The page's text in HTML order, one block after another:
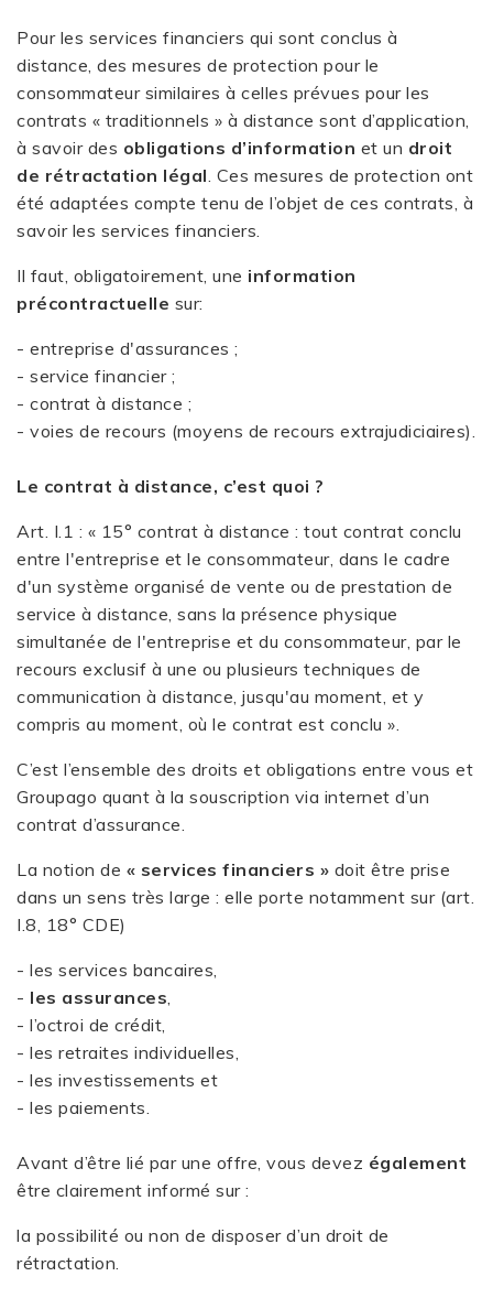
Pour les services financiers qui sont conclus à
distance, des mesures de protection pour le
consommateur similaires à celles prévues pour les
contrats « traditionnels » à distance sont d’application,
à savoir des obligations d’information et un droit
de rétractation légal. Ces mesures de protection ont
été adaptées compte tenu de l’objet de ces contrats, à
savoir les services financiers.
Il faut, obligatoirement, une information
précontractuelle sur:
- entreprise d'assurances ;
- service financier ;
- contrat à distance ;
- voies de recours (moyens de recours extrajudiciaires).
Le contrat à distance, c’est quoi ?
Art. I.1 : « 15° contrat à distance : tout contrat conclu
entre l'entreprise et le consommateur, dans le cadre
d'un système organisé de vente ou de prestation de
service à distance, sans la présence physique
simultanée de l'entreprise et du consommateur, par le
recours exclusif à une ou plusieurs techniques de
communication à distance, jusqu'au moment, et y
compris au moment, où le contrat est conclu ».
C’est l’ensemble des droits et obligations entre vous et
Groupago quant à la souscription via internet d’un
contrat d’assurance.
La notion de « services financiers » doit être prise
dans un sens très large : elle porte notamment sur (art.
I.8, 18° CDE)
- les services bancaires,
- les assurances,
- l’octroi de crédit,
- les retraites individuelles,
- les investissements et
- les paiements.
Avant d’être lié par une offre, vous devez également
être clairement informé sur :
la possibilité ou non de disposer d’un droit de
rétractation.